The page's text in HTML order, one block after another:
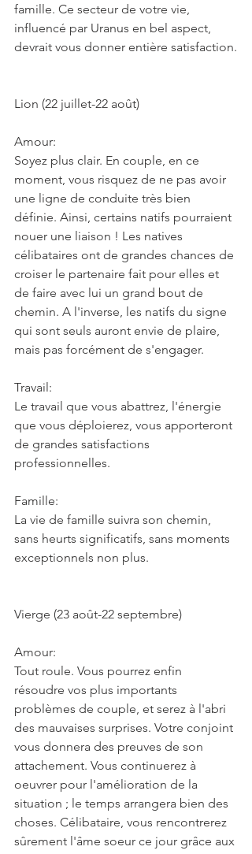
famille. Ce secteur de votre vie,
influencé par Uranus en bel aspect,
devrait vous donner entière satisfaction.
Lion (22 juillet-22 août)
Amour:
Soyez plus clair. En couple, en ce
moment, vous risquez de ne pas avoir
une ligne de conduite très bien
définie. Ainsi, certains natifs pourraient
nouer une liaison ! Les natives
célibataires ont de grandes chances de
croiser le partenaire fait pour elles et
de faire avec lui un grand bout de
chemin. A l'inverse, les natifs du signe
qui sont seuls auront envie de plaire,
mais pas forcément de s'engager.
Travail:
Le travail que vous abattrez, l'énergie
que vous déploierez, vous apporteront
de grandes satisfactions
professionnelles.
Famille:
La vie de famille suivra son chemin,
sans heurts significatifs, sans moments
exceptionnels non plus.
Vierge (23 août-22 septembre)
Amour:
Tout roule. Vous pourrez enfin
résoudre vos plus importants
problèmes de couple, et serez à l'abri
des mauvaises surprises. Votre conjoint
vous donnera des preuves de son
attachement. Vous continuerez à
oeuvrer pour l'amélioration de la
situation ; le temps arrangera bien des
choses. Célibataire, vous rencontrerez
sûrement l'âme soeur ce jour grâce aux